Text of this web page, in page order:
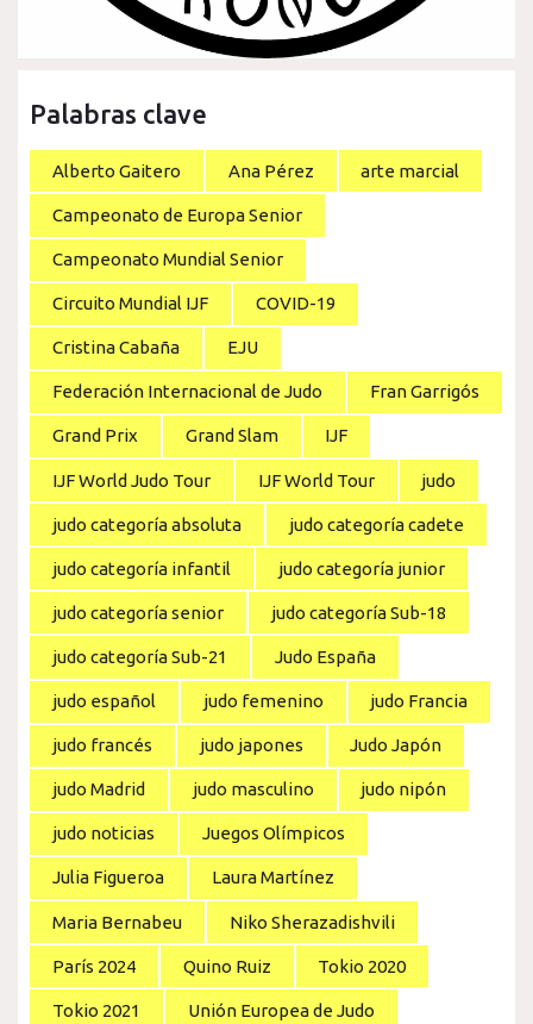
Palabras clave
Alberto Gaitero Ana Pérez arte marcial
Campeonato de Europa Senior
Campeonato Mundial Senior
Circuito Mundial IJF COVID-19
Cristina Cabaña EJU
Federación Internacional de Judo Fran Garrigós
Grand Prix Grand Slam IJF
IJF World Judo Tour IJF World Tour judo
judo categoría absoluta judo categoría cadete
judo categoría infantil judo categoría junior
judo categoría senior judo categoría Sub-18
judo categoría Sub-21 Judo España
judo español judo femenino judo Francia
judo francés judo japones Judo Japón
judo Madrid judo masculino judo nipón
judo noticias Juegos Olímpicos
Julia Figueroa Laura Martínez
Maria Bernabeu Niko Sherazadishvili
París 2024 Quino Ruiz Tokio 2020
Tokio 2021 Unión Europea de Judo